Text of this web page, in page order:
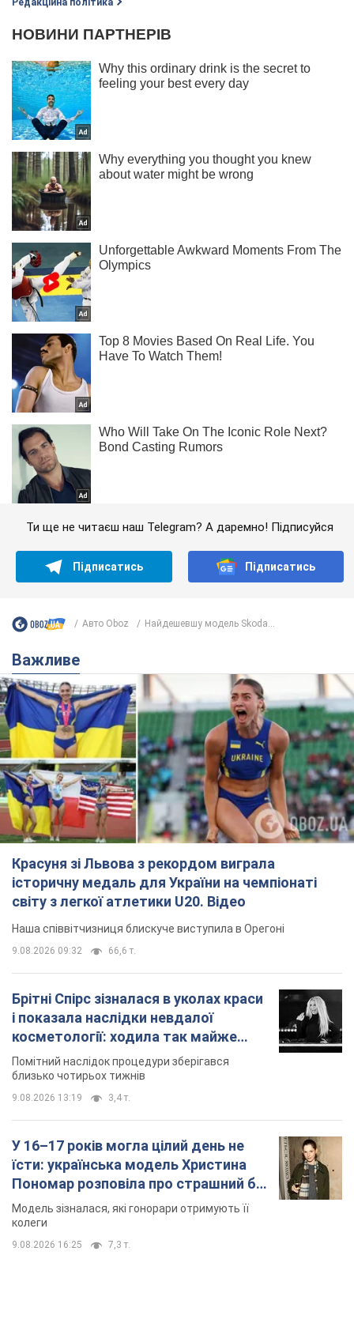
Редакційна політика
Ти ще не читаєш наш Telegram? А даремно! Підписуйся
Підписатись Підписатись
Авто Oboz Найдешевшу модель Skoda...
Важливе
Красуня зі Львова з рекордом виграла
історичну медаль для України на чемпіонаті
світу з легкої атлетики U20. Відео
Наша співвітчизниця блискуче виступила в Орегоні
9.08.2026 09:32 66,6 т.
Брітні Спірс зізналася в уколах краси
і показала наслідки невдалої
косметології: ходила так майже
місяць
Помітний наслідок процедури зберігався
близько чотирьох тижнів
9.08.2026 13:19 3,4 т.
У 16–17 років могла цілий день не
їсти: українська модель Христина
Пономар розповіла про страшний бік
модельної кар’єри
Модель зізналася, які гонорари отримують її
колеги
9.08.2026 16:25 7,3 т.